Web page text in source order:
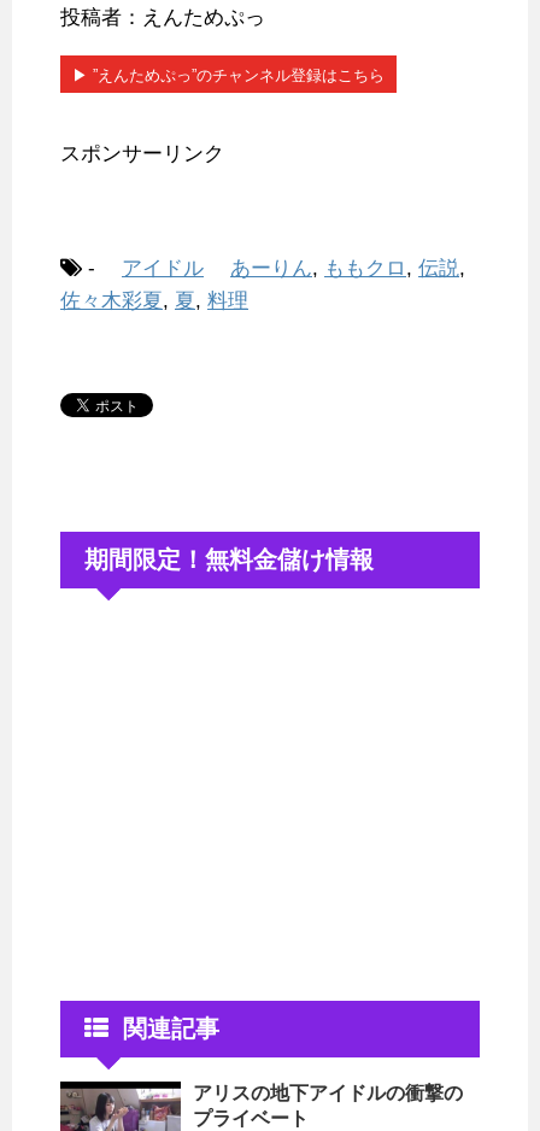
投稿者：えんためぷっ
▶︎ ”えんためぷっ”のチャンネル登録はこちら
スポンサーリンク
- アイドル あーりん, ももクロ , 伝説,
佐々木彩夏, 夏, 料理
期間限定！無料金儲け情報
関連記事
アリスの地下アイドルの衝撃の
プライベート